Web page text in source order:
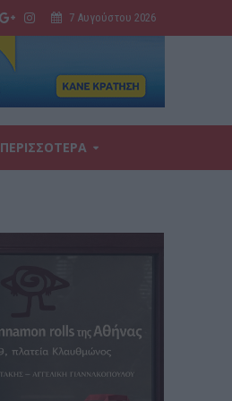
7 Αυγούστου 2026
ΠΕΡΙΣΣΟΤΕΡΑ